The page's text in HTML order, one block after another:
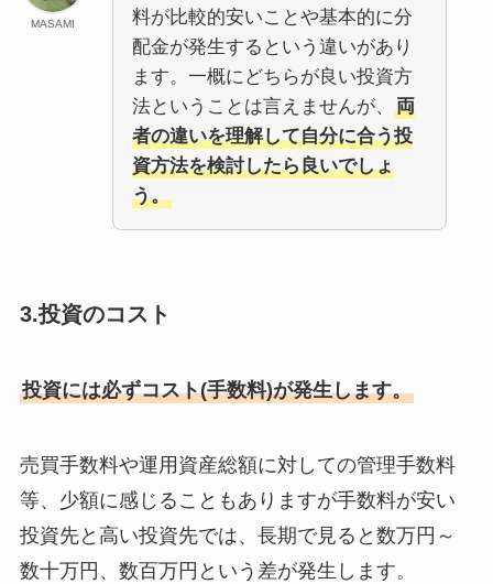
MASAMI
料が比較的安いことや基本的に分
配金が発生するという違いがあり
ます。一概にどちらが良い投資方
法ということは言えませんが、
両
者の違いを理解して自分に合う投
資方法を検討したら良いでしょ
う。
3.投資のコスト
投資には必ずコスト(手数料)が発生します。
売買手数料や運用資産総額に対しての管理手数料
等、少額に感じることもありますが手数料が安い
投資先と高い投資先では、長期で見ると数万円～
数十万円、数百万円という差が発生します。